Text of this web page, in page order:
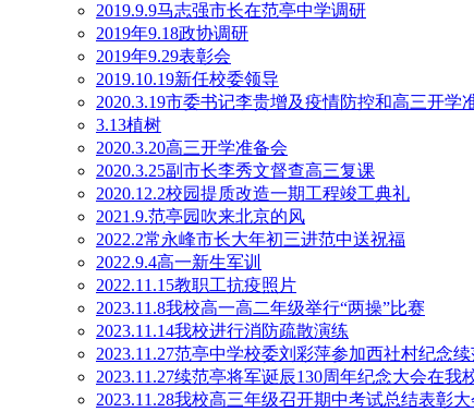
2019.9.9马志强市长在范亭中学调研
2019年9.18政协调研
2019年9.29表彰会
2019.10.19新任校委领导
2020.3.19市委书记李贵增及疫情防控和高三开学
3.13植树
2020.3.20高三开学准备会
2020.3.25副市长李秀文督查高三复课
2020.12.2校园提质改造一期工程竣工典礼
2021.9.范亭园吹来北京的风
2022.2常永峰市长大年初三进范中送祝福
2022.9.4高一新生军训
2022.11.15教职工抗疫照片
2023.11.8我校高一高二年级举行“两操”比赛
2023.11.14我校进行消防疏散演练
2023.11.27范亭中学校委刘彩萍参加西社村纪念
2023.11.27续范亭将军诞辰130周年纪念大会在我
2023.11.28我校高三年级召开期中考试总结表彰大